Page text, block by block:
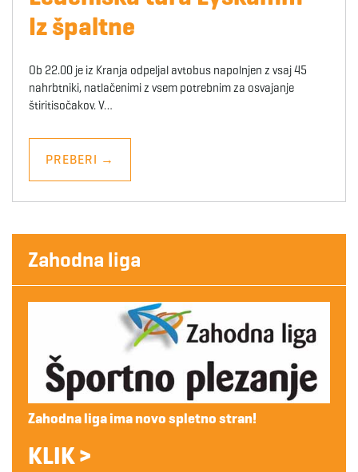
Iz špaltne
Ob 22.00 je iz Kranja odpeljal avtobus napolnjen z vsaj 45
nahrbtniki, natlačenimi z vsem potrebnim za osvajanje
štiritisočakov. V…
PREBERI →
Zahodna liga
Zahodna liga ima novo spletno stran!
KLIK >